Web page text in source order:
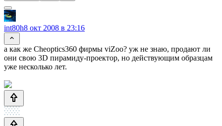
int80h8 окт 2008 в 23:16
а как же Cheoptics360 фирмы viZoo? уж не знаю, продают ли
они свою 3D пирамиду-проектор, но действующим образцам
уже несколько лет.